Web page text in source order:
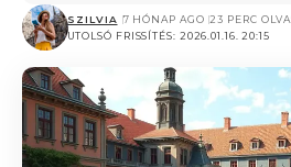
UTOLSÓ FRISSÍTÉS: 2026.01.16. 20:15
SZILVIA 7 HÓNAP AGO 23 PERC